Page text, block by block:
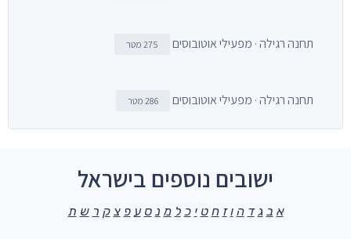
תחנה רגילה · מפעילי אוטובוסים 275 מטר
תחנה רגילה · מפעילי אוטובוסים 286 מטר
ישובים נוספים בישראל
א ב ג ד ה ו ז ח ט י כ ל מ נ ס ע פ צ ק ר ש ת